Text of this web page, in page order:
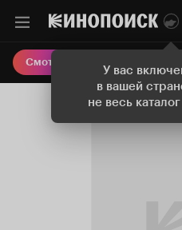
У вас
в вашей
не весь
Смотреть кино